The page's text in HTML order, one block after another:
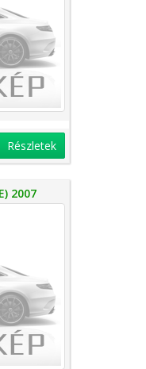
Részletek
2007